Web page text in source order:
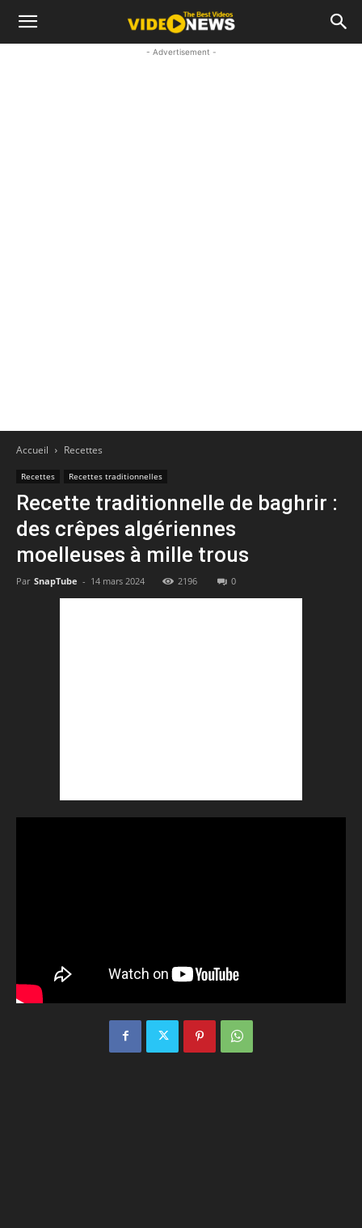
- Advertisement -
Accueil Recettes
Recettes Recettes traditionnelles
Recette traditionnelle de baghrir :
des crêpes algériennes
moelleuses à mille trous
Par SnapTube - 14 mars 2024 2196 0